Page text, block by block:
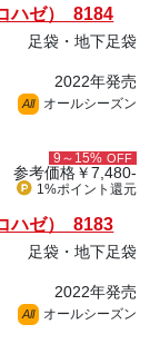
ハゼ） 8184
足袋・地下足袋
2022年発売
All オールシーズン
9～15% OFF
参考価格￥7,480-
1%ポイント 還元
ハゼ） 8183
足袋・地下足袋
2022年発売
All オールシーズン